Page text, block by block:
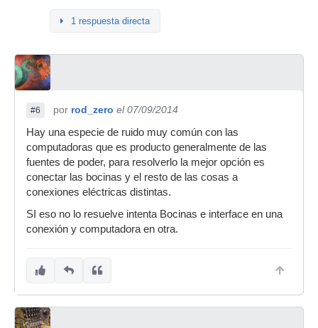
1 respuesta directa
#6 por rod_zero el 07/09/2014
Hay una especie de ruido muy común con las
computadoras que es producto generalmente de las
fuentes de poder, para resolverlo la mejor opción es
conectar las bocinas y el resto de las cosas a
conexiones eléctricas distintas.
SI eso no lo resuelve intenta Bocinas e interface en una
conexión y computadora en otra.